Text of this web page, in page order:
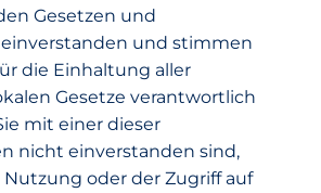
Gesetzen und
und stimmen
die Einhaltung aller
Gesetze verantwortlich
mit einer dieser
nicht einverstanden sind,
oder der Zugriff auf